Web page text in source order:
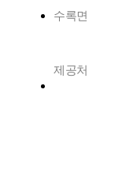
수록면
제공처